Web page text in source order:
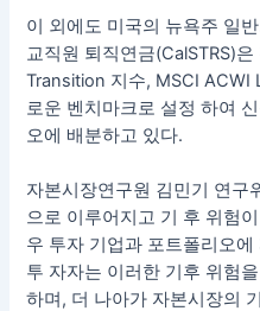
이 외에도 미국의 뉴욕주 일
교직원 퇴직연금(CalSTRS)
Transition 지수, MSCI ACWI
로운 벤치마크로 설정 하여
오에 배분하고 있다.
자본시장연구원 김민기 연구
으로 이루어지고 기 후 위험
우 투자 기업과 포트폴리오에
투 자자는 이러한 기후 위험
하며, 더 나아가 자본시장의